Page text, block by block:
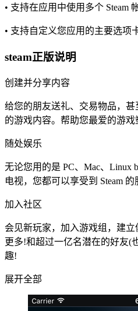
• 支持在应用中使用多个 Steam
• 支持自定义您应用的主要选项
steam正版说明
创建并分享内容
给您的朋友送礼、交易物品，甚
的游戏内容。帮助您最爱的游
随处娱乐
无论您用的是 PC、Mac、Linux
电视，您都可以享受到 Steam 的
加入社区
会见新玩家，加入游戏组，建
更多!和超过一亿名潜在的好友(
趣!
展开全部